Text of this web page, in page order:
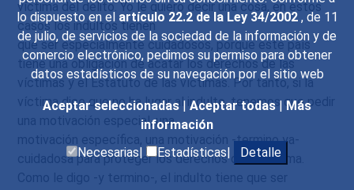
lo dispuesto en el artículo 22.2 de la Ley 34/2002 , de 11
de julio, de servicios de la sociedad de la información y de
comercio electrónico, pedimos su permiso para obtener
datos estadísticos de su navegación por el sitio web
Aceptar seleccionadas|Aceptar todas |Más
información
Necesarias|
Estadísticas| Detalle
víctima del delito. Yo le quiero decir una cosa, en estos
casos los indultos tienen
que ser especialmente cuidadosos, porque este país
tiene una obligación de acatar los derechos de las
víctimas y el Estatuto de las víctimas. Por tanto, si la
víctima dice que no ha lugar al indulto, tenemos que pedir
una motivación especial, una
motivación específica, una motivación -termino ya-
cuidadosa para proteger los derechos de la víctima.
Como le digo -y termino-, el indulto tiene que ser